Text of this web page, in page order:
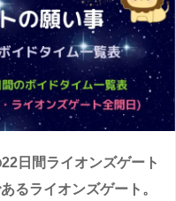
日間ライオンズゲート
るライオンズゲート。